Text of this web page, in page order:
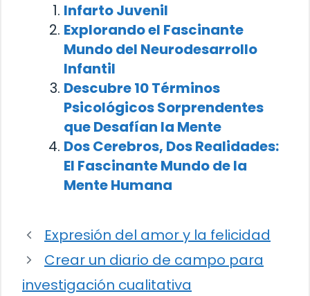
Infarto Juvenil
Explorando el Fascinante
Mundo del Neurodesarrollo
Infantil
Descubre 10 Términos
Psicológicos Sorprendentes
que Desafían la Mente
Dos Cerebros, Dos Realidades:
El Fascinante Mundo de la
Mente Humana
Expresión del amor y la felicidad
Crear un diario de campo para
investigación cualitativa